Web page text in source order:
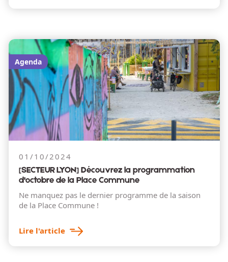
Agenda
01/10/2024
[SECTEUR LYON] Découvrez la programmation
d'octobre de la Place Commune
Ne manquez pas le dernier programme de la saison
de la Place Commune !
Lire l'article